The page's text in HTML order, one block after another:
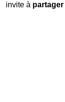
invite à